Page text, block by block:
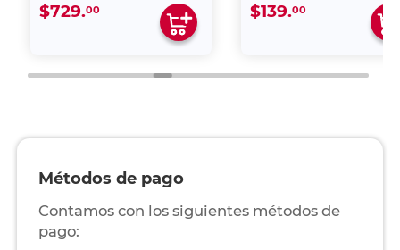
$729.00 $139.00
Métodos de pago
Contamos con los siguientes métodos de
pago: